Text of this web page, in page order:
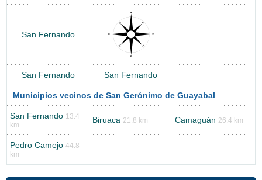
San Fernando
San Fernando San Fernando
Municipios vecinos de San Gerónimo de Guayabal
San Fernando 13.4
km
Biruaca 21.8 km Camaguán 26.4 km
Pedro Camejo 44.8
km